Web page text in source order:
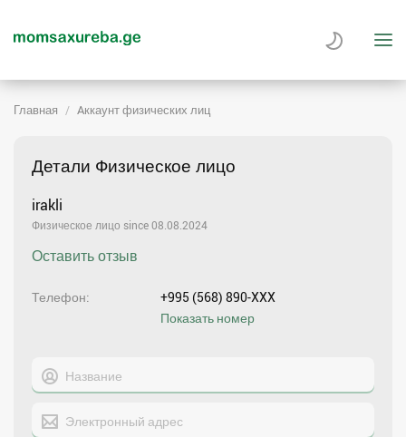
Главная Aккаунт физических лиц
Детали Физическое лицо
irakli
Физическое лицо since 08.08.2024
Оставить отзыв
Телефон
+995 (568) 890-XXX
Показать номер